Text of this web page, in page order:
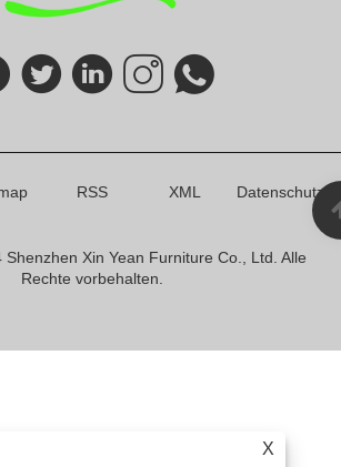
X
RSS XML
Xin Yean Furniture Co., Ltd. Alle
Rechte vorbehalten.